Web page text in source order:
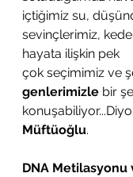
içtiğimiz su,
sevinçlerimiz,
hayata ilişkin pek
çok seçimimiz ve
genlerimizle bir
Müftüoğlu.
DNA Metilasyonu